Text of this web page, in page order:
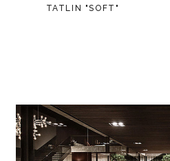
TATLIN "SOFT"